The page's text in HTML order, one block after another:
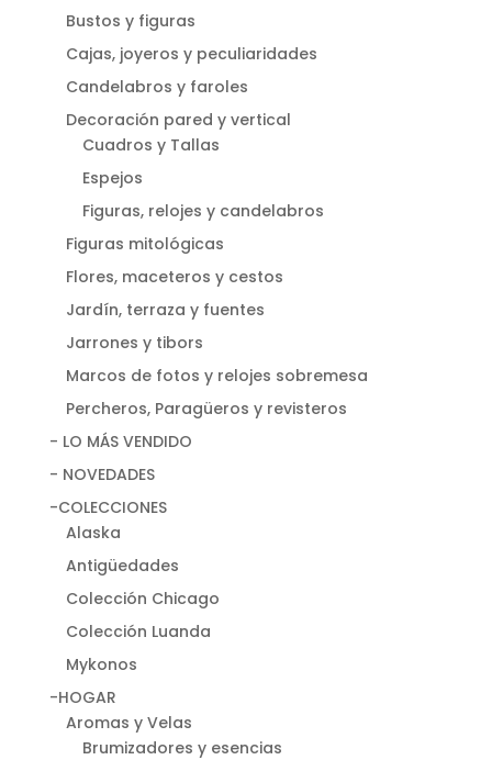
Bustos y figuras
Cajas, joyeros y peculiaridades
Candelabros y faroles
Decoración pared y vertical
Cuadros y Tallas
Espejos
Figuras, relojes y candelabros
Figuras mitológicas
Flores, maceteros y cestos
Jardín, terraza y fuentes
Jarrones y tibors
Marcos de fotos y relojes sobremesa
Percheros, Paragüeros y revisteros
- LO MÁS VENDIDO
- NOVEDADES
-COLECCIONES
Alaska
Antigüedades
Colección Chicago
Colección Luanda
Mykonos
-HOGAR
Aromas y Velas
Brumizadores y esencias